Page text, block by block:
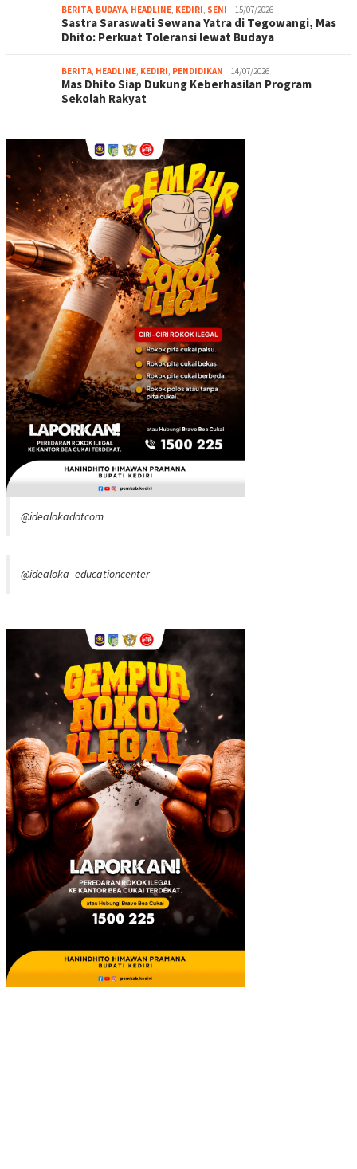
BERITA, BUDAYA, HEADLINE, KEDIRI, SENI 15/07/2026
Sastra Saraswati Sewana Yatra di Tegowangi, Mas
Dhito: Perkuat Toleransi lewat Budaya
BERITA, HEADLINE, KEDIRI, PENDIDIKAN 14/07/2026
Mas Dhito Siap Dukung Keberhasilan Program
Sekolah Rakyat
@idealokadotcom
@idealoka_educationcenter